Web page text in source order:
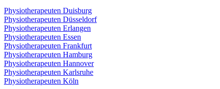
Physiotherapeuten Duisburg
Physiotherapeuten Düsseldorf
Physiotherapeuten Erlangen
Physiotherapeuten Essen
Physiotherapeuten Frankfurt
Physiotherapeuten Hamburg
Physiotherapeuten Hannover
Physiotherapeuten Karlsruhe
Physiotherapeuten Köln